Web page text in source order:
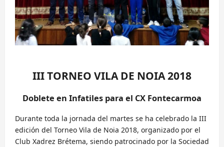
III TORNEO VILA DE NOIA 2018
Doblete en Infatiles para el CX Fontecarmoa
Durante toda la jornada del martes se ha celebrado la III
edición del Torneo Vila de Noia 2018, organizado por el
Club Xadrez Brétema, siendo patrocinado por la Sociedad